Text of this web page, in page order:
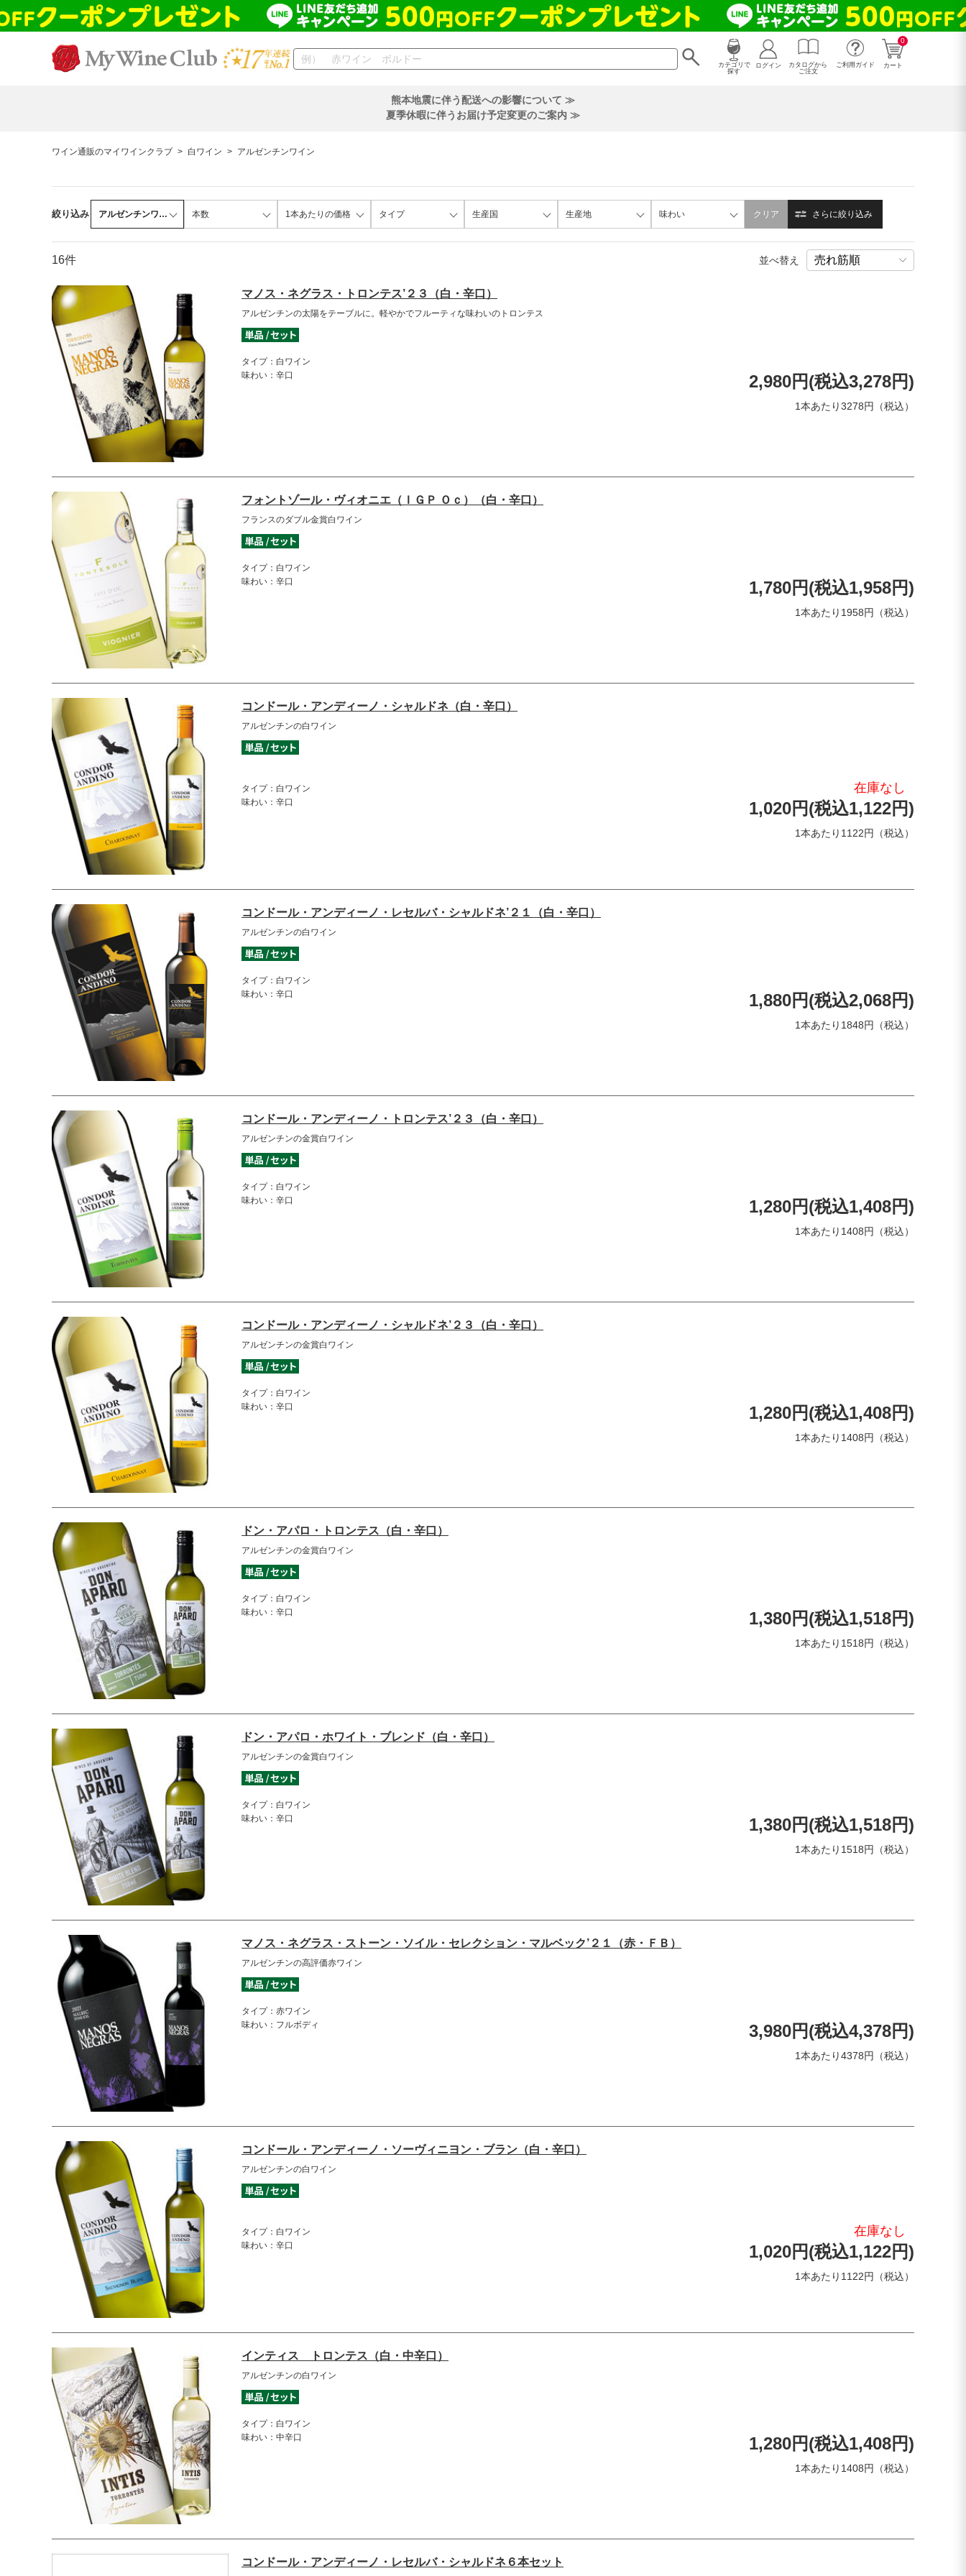
カテゴリで
探す
0
カート
ログイン
カタログから
ご注文
ご利用ガイド
熊本地震に伴う配送への影響について ≫
夏季休暇に伴うお届け予定変更のご案内 ≫
ワイン通販のマイワインクラブ > 白ワイン > アルゼンチンワイン
絞り込み アルゼンチンワイ… 本数 1本あたりの価格 タイプ 生産国 生産地 味わい クリア さらに絞り込み
16件 並べ替え
マノス・ネグラス・トロンテス’２３（白・辛口）
アルゼンチンの太陽をテーブルに。軽やかでフルーティな味わいのトロンテス
タイプ：白ワイン
味わい：辛口
2,980円(税込3,278円)
1本あたり3278円（税込）
フォントゾール・ヴィオニエ（ＩＧＰ Ｏｃ）（白・辛口）
フランスのダブル金賞白ワイン
タイプ：白ワイン
味わい：辛口
1,780円(税込1,958円)
1本あたり1958円（税込）
コンドール・アンディーノ・シャルドネ（白・辛口）
アルゼンチンの白ワイン
タイプ：白ワイン
味わい：辛口
在庫なし
1,020円(税込1,122円)
1本あたり1122円（税込）
コンドール・アンディーノ・レセルバ・シャルドネ’２１（白・辛口）
アルゼンチンの白ワイン
タイプ：白ワイン
味わい：辛口
1,880円(税込2,068円)
1本あたり1848円（税込）
コンドール・アンディーノ・トロンテス’２３（白・辛口）
アルゼンチンの金賞白ワイン
タイプ：白ワイン
味わい：辛口
1,280円(税込1,408円)
1本あたり1408円（税込）
コンドール・アンディーノ・シャルドネ’２３（白・辛口）
アルゼンチンの金賞白ワイン
タイプ：白ワイン
味わい：辛口
1,280円(税込1,408円)
1本あたり1408円（税込）
ドン・アパロ・トロンテス（白・辛口）
アルゼンチンの金賞白ワイン
タイプ：白ワイン
味わい：辛口
1,380円(税込1,518円)
1本あたり1518円（税込）
ドン・アパロ・ホワイト・ブレンド（白・辛口）
アルゼンチンの金賞白ワイン
タイプ：白ワイン
味わい：辛口
1,380円(税込1,518円)
1本あたり1518円（税込）
マノス・ネグラス・ストーン・ソイル・セレクション・マルベック’２１（赤・ＦＢ）
アルゼンチンの高評価赤ワイン
タイプ：赤ワイン
味わい：フルボディ
3,980円(税込4,378円)
1本あたり4378円（税込）
コンドール・アンディーノ・ソーヴィニヨン・ブラン（白・辛口）
アルゼンチンの白ワイン
タイプ：白ワイン
味わい：辛口
在庫なし
1,020円(税込1,122円)
1本あたり1122円（税込）
インティス トロンテス（白・中辛口）
アルゼンチンの白ワイン
タイプ：白ワイン
味わい：中辛口
1,280円(税込1,408円)
1本あたり1408円（税込）
コンドール・アンディーノ・レセルバ・シャルドネ６本セット